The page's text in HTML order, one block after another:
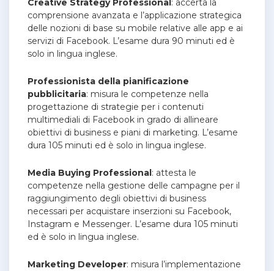
Creative Strategy Professional: accerta la
comprensione avanzata e l’applicazione strategica
delle nozioni di base su mobile relative alle app e ai
servizi di Facebook. L’esame dura 90 minuti ed è
solo in lingua inglese.
Professionista della pianificazione
pubblicitaria: misura le competenze nella
progettazione di strategie per i contenuti
multimediali di Facebook in grado di allineare
obiettivi di business e piani di marketing. L’esame
dura 105 minuti ed è solo in lingua inglese.
Media Buying Professional: attesta le
competenze nella gestione delle campagne per il
raggiungimento degli obiettivi di business
necessari per acquistare inserzioni su Facebook,
Instagram e Messenger. L’esame dura 105 minuti
ed è solo in lingua inglese.
Marketing Developer: misura l’implementazione